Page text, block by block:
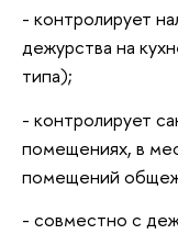
- контролирует
дежурства на
типа);
- контролирует
помещениях, в
помещений
- совместно с